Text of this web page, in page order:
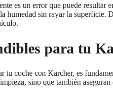
es un error que puede resultar
humedad sin rayar la superficie.
para tu
tu coche con Karcher, es
sino que también